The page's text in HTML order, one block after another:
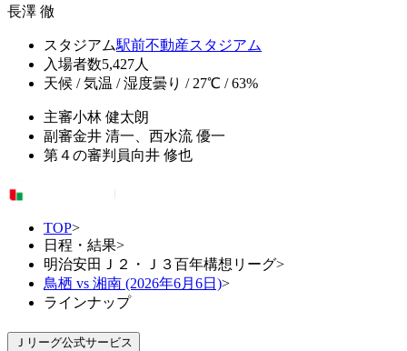
長澤 徹
スタジアム駅前不動産スタジアム
入場者数5,427人
天候 / 気温 / 湿度曇り / 27℃ / 63%
主審小林 健太朗
副審金井 清一、西水流 優一
第４の審判員向井 修也
TOP>
日程・結果>
明治安田Ｊ２・Ｊ３百年構想リーグ>
鳥栖 vs 湘南 (2026年6月6日)>
ラインナップ
Ｊリーグ公式サービス